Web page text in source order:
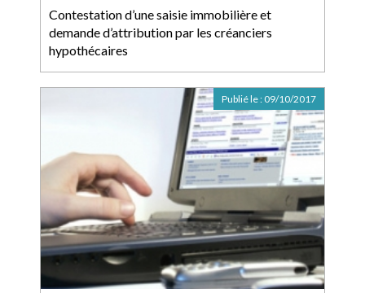
Contestation d’une saisie immobilière et
demande d’attribution par les créanciers
hypothécaires
Publié le : 09/10/2017